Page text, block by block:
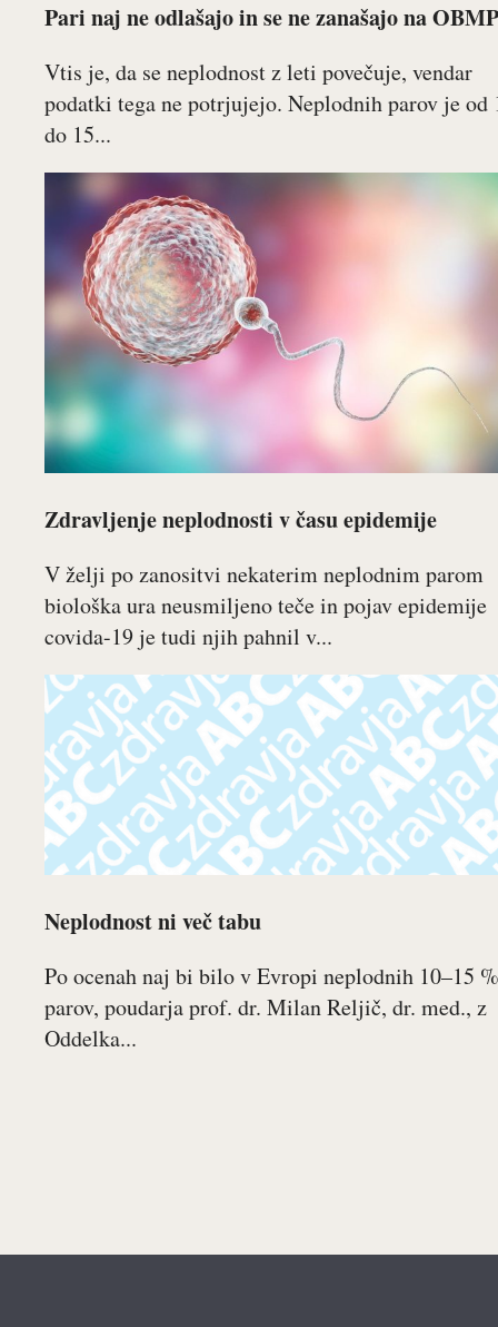
Pari naj ne odlašajo in se ne zanašajo na OBMP
Vtis je, da se neplodnost z leti povečuje, vendar
podatki tega ne potrjujejo. Neplodnih parov je od
do 15...
Zdravljenje neplodnosti v času epidemije
V želji po zanositvi nekaterim neplodnim parom
biološka ura neusmiljeno teče in pojav epidemije
covida-19 je tudi njih pahnil v...
Neplodnost ni več tabu
Po ocenah naj bi bilo v Evropi neplodnih 10–15 %
parov, poudarja prof. dr. Milan Reljič, dr. med., z
Oddelka...